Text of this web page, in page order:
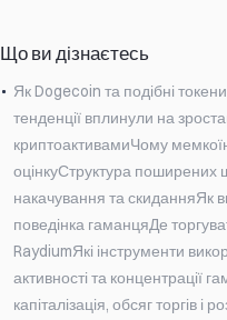
Що ви дізнаєтесь
Як Dogecoin та подібні
тенденції вплинули на
криптоактивамиЧому
оцінкуСтруктура поширених
накачування та скиданняЯк
поведінка гаманцяДе
RaydiumЯкі інструменти
активності та концентрації
капіталізація, обсяг торгів